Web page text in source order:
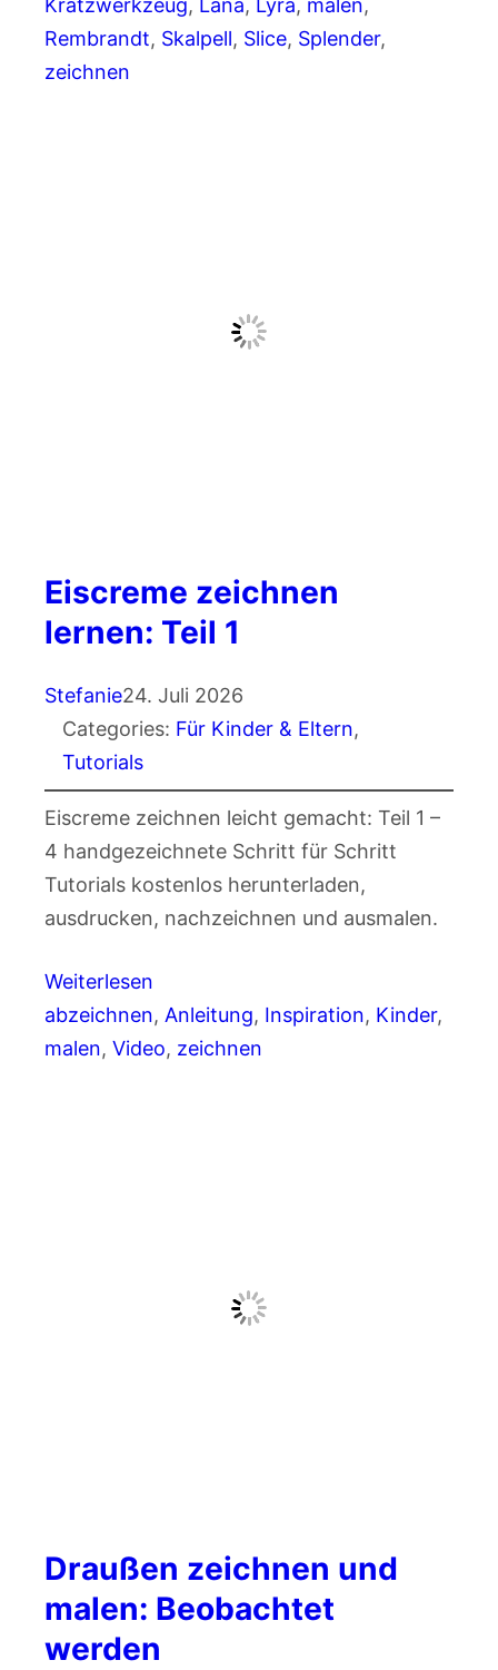
Kratzwerkzeug, Lana, Lyra, malen
Rembrandt, Skalpell, Slice, Splender
zeichnen
Eiscreme zeichnen
lernen: Teil 1
Stefanie24. Juli 2026
Categories: Für Kinder & Eltern
Tutorials
Eiscreme zeichnen leicht gemacht: Teil 1 –
4 handgezeichnete Schritt für Schritt
Tutorials kostenlos herunterladen,
ausdrucken, nachzeichnen und ausmalen.
Weiterlesen
abzeichnen, Anleitung, Inspiration, Kinder
malen, Video, zeichnen
Draußen zeichnen und
malen: Beobachtet
werden